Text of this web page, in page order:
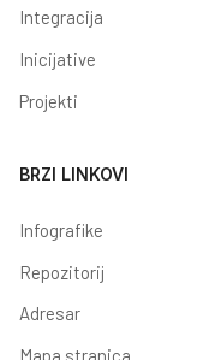
Integracija
Inicijative
Projekti
BRZI LINKOVI
Infografike
Repozitorij
Adresar
Mapa stranica